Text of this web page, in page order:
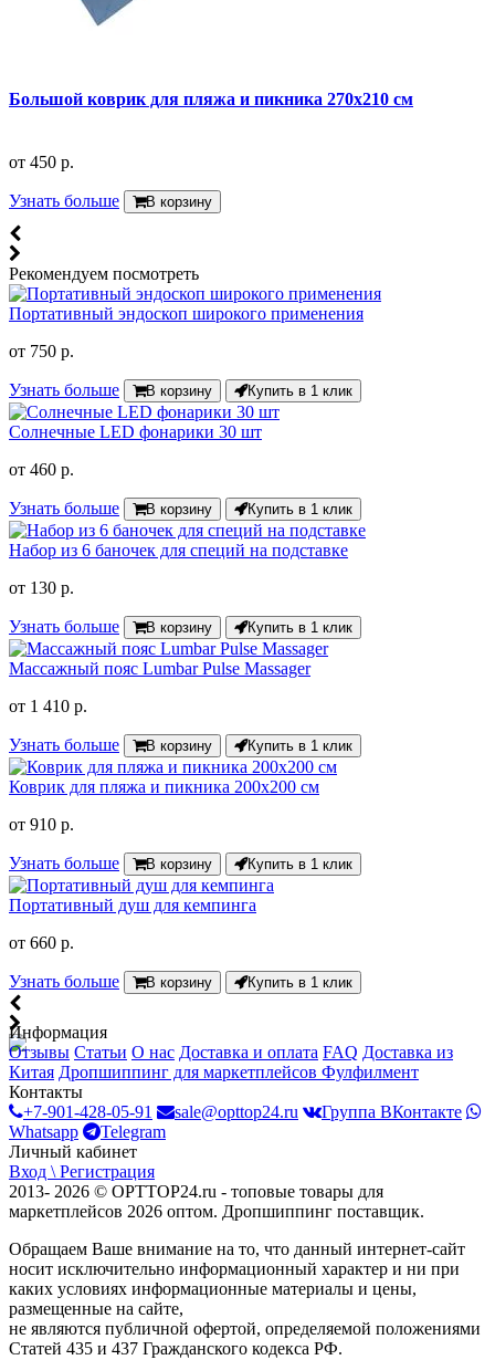
Большой коврик для пляжа и пикника 270х210 см
от 450 р.
Узнать больше В корзину
Рекомендуем посмотреть
Портативный эндоскоп широкого применения
от 750 р.
Узнать больше В корзину Купить в 1 клик
Солнечные LED фонарики 30 шт
от 460 р.
Узнать больше В корзину Купить в 1 клик
Набор из 6 баночек для специй на подставке
от 130 р.
Узнать больше В корзину Купить в 1 клик
Массажный пояс Lumbar Pulse Massager
от 1 410 р.
Узнать больше В корзину Купить в 1 клик
Коврик для пляжа и пикника 200х200 см
от 910 р.
Узнать больше В корзину Купить в 1 клик
Портативный душ для кемпинга
от 660 р.
Узнать больше В корзину Купить в 1 клик
Информация
Отзывы Статьи О нас Доставка и оплата FAQ Доставка из
Китая Дропшиппинг для маркетплейсов Фулфилмент
Контакты
+7-901-428-05-91
sale@opttop24.ru
Группа ВКонтакте
Whatsapp
Telegram
Личный кабинет
Вход \ Регистрация
2013- 2026 © OPTTOP24.ru - топовые товары для
маркетплейсов 2026 оптом. Дропшиппинг поставщик.
Обращаем Ваше внимание на то, что данный интернет-сайт
носит исключительно информационный характер и ни при
каких условиях информационные материалы и цены,
размещенные на сайте,
не являются публичной офертой, определяемой положениями
Статей 435 и 437 Гражданского кодекса РФ.